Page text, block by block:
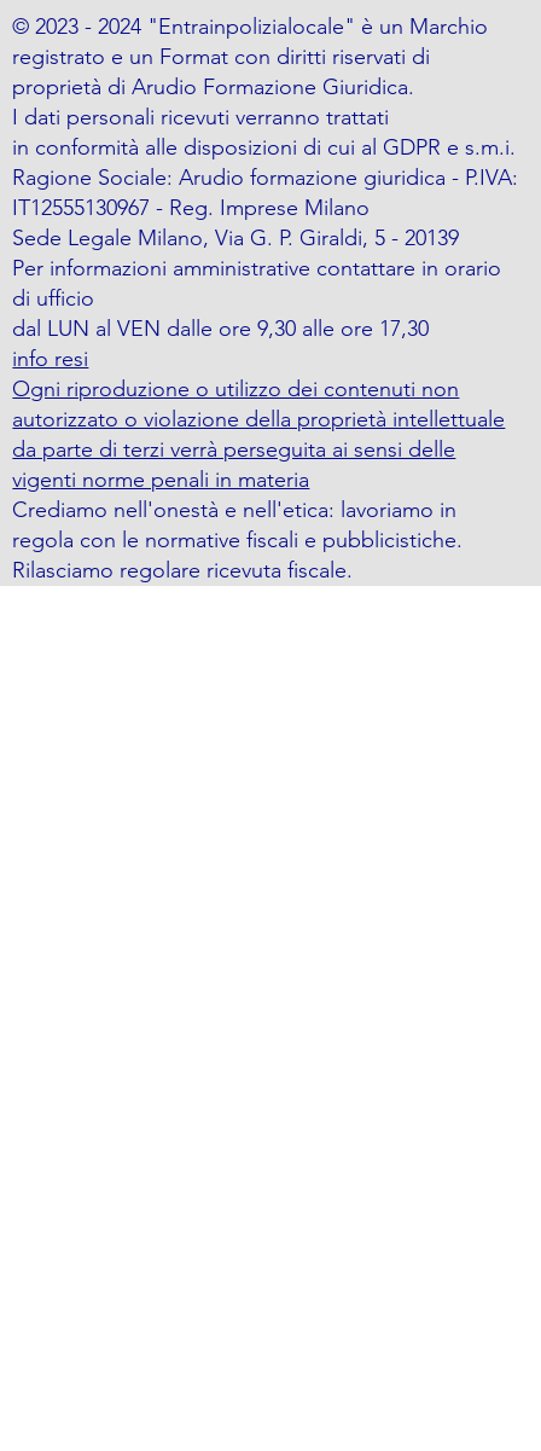
© 2023 - 2024 "Entrainpolizialocale" è un Marchio
registrato e un Format con diritti riservati di
proprietà di Arudio Formazione Giuridica.
I dati personali ricevuti verranno trattati
in conformità alle disposizioni di cui al GDPR e s.m.i.
Ragione Sociale: Arudio formazione giuridica - P.IVA:
IT12555130967 - Reg. Imprese Milano
Sede Legale Milano, Via G. P. Giraldi, 5 - 20139
Per informazioni amministrative contattare in orario
di ufficio
dal LUN al VEN dalle ore 9,30 alle ore 17,30
info resi
Ogni riproduzione o utilizzo dei contenuti non
autorizzato o violazione della proprietà intellettuale
da parte di terzi verrà perseguita ai sensi delle
vigenti norme penali in materia
Crediamo nell'onestà e nell'etica: lavoriamo in
regola con le normative fiscali e pubblicistiche.
Rilasciamo regolare ricevuta fiscale.